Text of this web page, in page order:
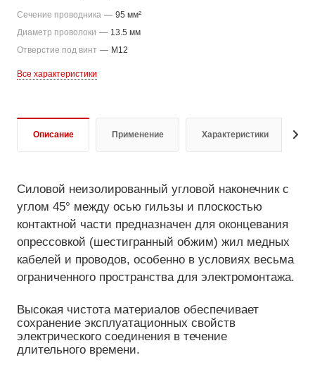
Сечение проводника — 95 мм²
Диаметр проволоки — 13.5 мм
Отверстие под винт — M12
Все характеристики
Описание Применение Характеристики
Силовой неизолированный угловой наконечник с
углом 45° между осью гильзы и плоскостью
контактной части предназначен для оконцевания
опрессовкой (шестигранный обжим) жил медных
кабелей и проводов, особенно в условиях весьма
ограниченного пространства для электромонтажа.
Высокая чистота материалов обеспечивает
сохранение эксплуатационных свойств
электрического соединения в течение
длительного времени.